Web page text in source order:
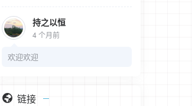
持之以恒
4 个月前
欢迎欢迎
链接